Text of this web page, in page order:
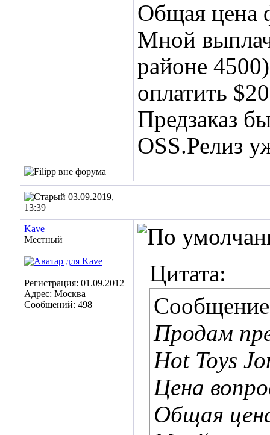
Общая цена
Мной
районе
оплатить
Предзаказ
OSS.Релиз
03.09.2019,
13:39
Kave
Местный
Регистрация: 01.09.2012
Адрес: Москва
Сообщений: 498
Цитата:
Продам
Hot Toys
Цена
Общая